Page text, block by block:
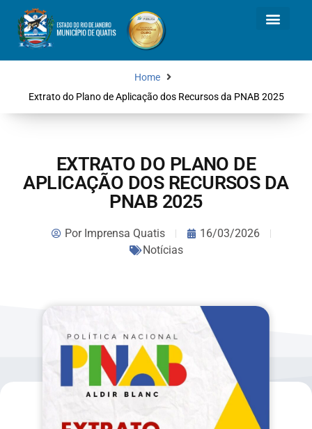
Home
Extrato do Plano de Aplicação dos Recursos da PNAB 2025
EXTRATO DO PLANO DE
APLICAÇÃO DOS RECURSOS DA
PNAB 2025
PorImprensa Quatis
16/03/2026
Notícias